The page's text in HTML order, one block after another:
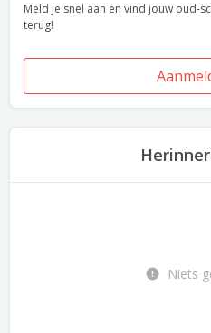
Meld je snel aan en vind jouw oud-
terug!
Niets